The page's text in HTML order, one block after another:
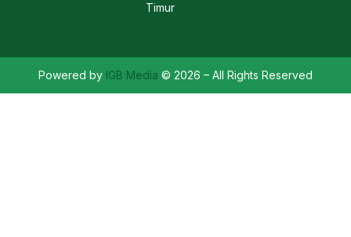
Timur
Powered by IGB Media © 2026 – All Rights Reserved